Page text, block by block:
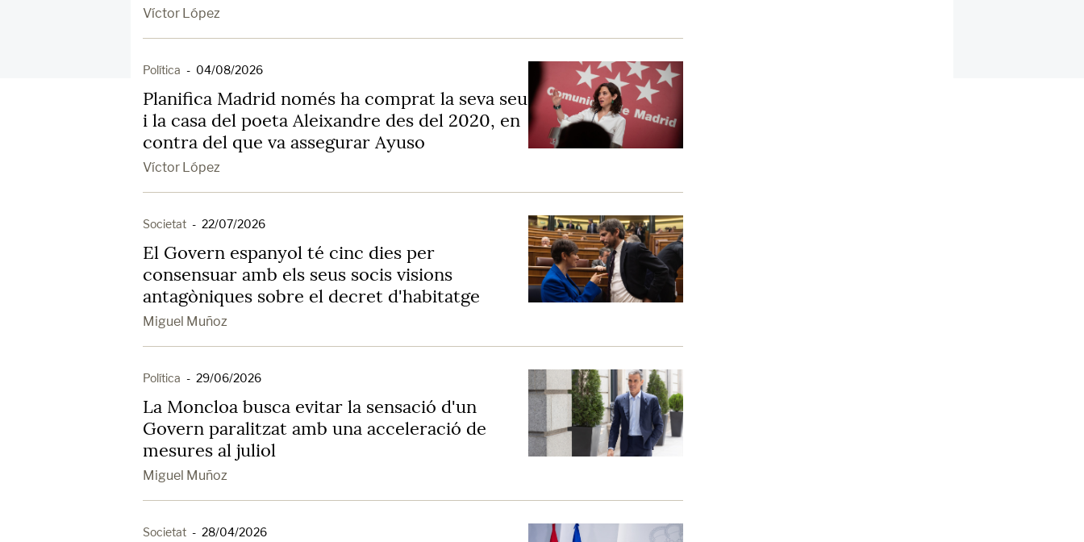
Víctor López
Política - 04/08/2026
Planifica Madrid només ha comprat la seva seu
i la casa del poeta Aleixandre des del 2020, en
contra del que va assegurar Ayuso
Víctor López
Societat - 22/07/2026
El Govern espanyol té cinc dies per
consensuar amb els seus socis visions
antagòniques sobre el decret d'habitatge
Miguel Muñoz
Política - 29/06/2026
La Moncloa busca evitar la sensació d'un
Govern paralitzat amb una acceleració de
mesures al juliol
Miguel Muñoz
Societat - 28/04/2026